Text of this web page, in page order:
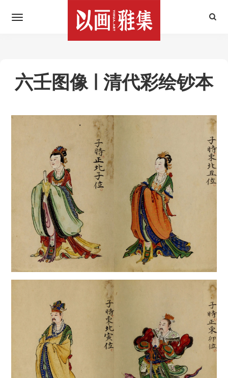
六壬图像 | 清代彩绘钞本